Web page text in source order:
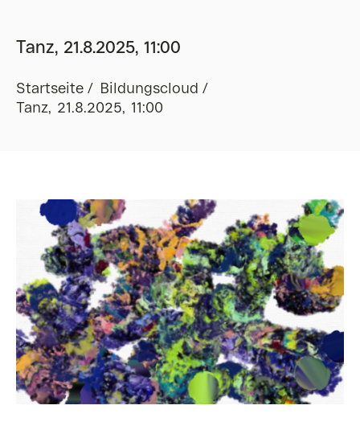
Tanz, 21.8.2025, 11:00
Startseite
Bildungscloud
Tanz, 21.8.2025, 11:00